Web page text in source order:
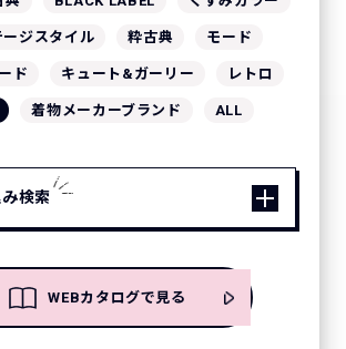
ージスタイル 粋古典 モード
ド キュート&ガーリー レトロ
着物メーカーブランド ALL
検索
WEBカタログで見る